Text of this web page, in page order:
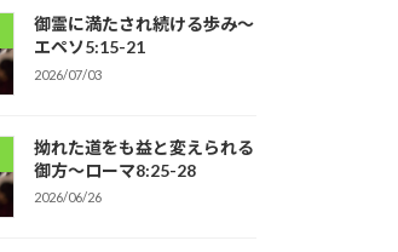
御霊に満たされ続ける歩み～
エペソ5:15-21
2026/07/03
拗れた道をも益と変えられる
御方～ローマ8:25-28
2026/06/26